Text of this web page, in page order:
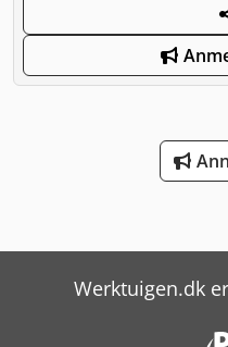
Werktuigen.dk